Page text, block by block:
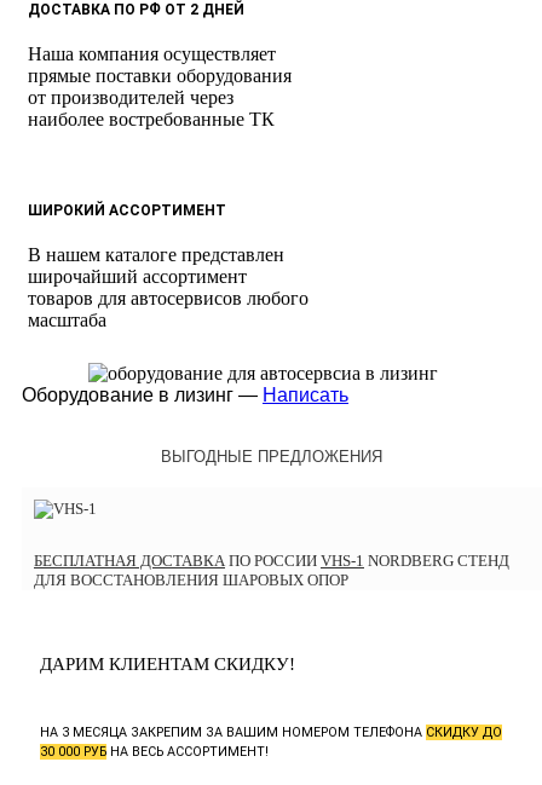
ДОСТАВКА ПО РФ ОТ 2 ДНЕЙ
Наша компания осуществляет
прямые поставки оборудования
от производителей через
наиболее востребованные ТК
ШИРОКИЙ АССОРТИМЕНТ
В нашем каталоге представлен
широчайший ассортимент
товаров для автосервисов любого
масштаба
Оборудование в лизинг — Написать
ВЫГОДНЫЕ ПРЕДЛОЖЕНИЯ
БЕСПЛАТНАЯ ДОСТАВКА ПО РОССИИ VHS-1 NORDBERG СТЕНД
ДЛЯ ВОССТАНОВЛЕНИЯ ШАРОВЫХ ОПОР
ДАРИМ КЛИЕНТАМ СКИДКУ!
НА 3 МЕСЯЦА ЗАКРЕПИМ ЗА ВАШИМ НОМЕРОМ ТЕЛЕФОНА СКИДКУ ДО
30 000 РУБ НА ВЕСЬ АССОРТИМЕНТ!